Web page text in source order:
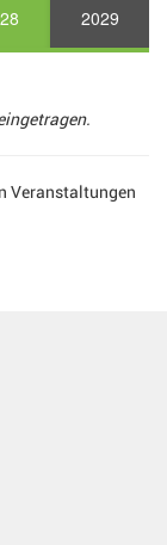
2029
Veranstaltungen